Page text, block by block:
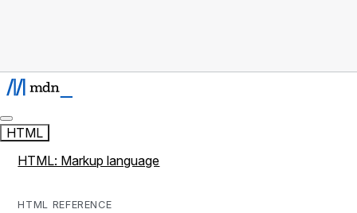
HTML
HTML: Markup language
HTML REFERENCE